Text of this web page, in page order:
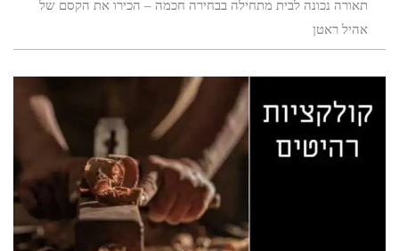
תאורה נכונה לבית מתחילה בבחירה חכמה – הכירו את הקסם של
אהיל ראטן